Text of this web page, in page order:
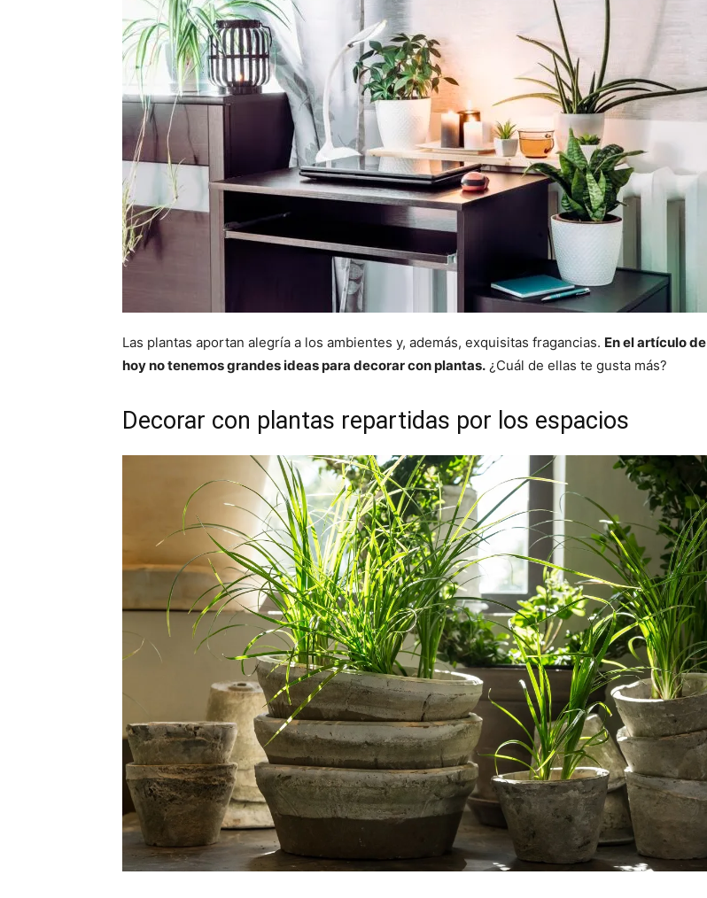
Las plantas aportan alegría a los ambientes y, además, exquisitas fragancias. En el artículo de
hoy no tenemos grandes ideas para decorar con plantas. ¿Cuál de ellas te gusta más?
Decorar con plantas repartidas por los espacios